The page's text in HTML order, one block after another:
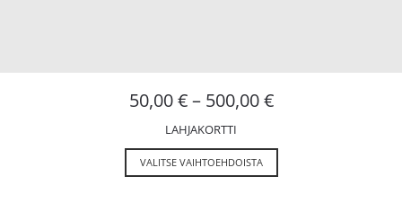
50,00€ – 500,00€
LAHJAKORTTI
VALITSE VAIHTOEHDOISTA